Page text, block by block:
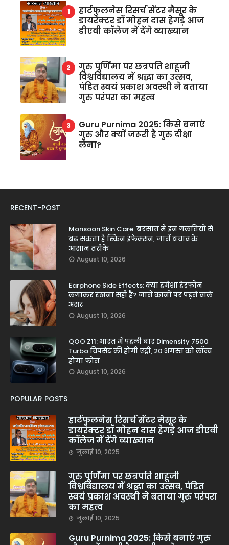
हार्टफुलनेस रिसर्च सेंटर मैसूर के
डायरेक्टर डॉ मोहन दास हेगड़े आज
डीएवी कॉलेज में देंगे व्याख्यान
गुरु पूर्णिमा पर छत्रपति शाहूजी
विश्वविद्यालय में श्रद्धा का उत्सव,
पंडित स्वयं प्रकाश अवस्थी ने बताया
गुरु परंपरा का महत्व
Guru Purnima 2025: किसे बनाएं
गुरु और क्यों जरूरी है गुरु दीक्षा
लेना?
RECENT-POST
Monsoon Skin Care: बरसात में इन गलतियों से
बढ़ सकता है स्किन इंफेक्शन, जानें बचाव के
आसान तरीके
August 10, 2026
Earphone Side Effects: क्या हमेशा हेडफोन
लगाकर रखना सही है? जानें कानों पर पड़ने वाले
असर
August 10, 2026
QOO Z11: भारत में पहली बार Dimensity 7500
Turbo चिपसेट की होगी एंट्री, 20 अगस्त को लॉन्च
होगा फोन
August 10, 2026
POPULAR POSTS
हार्टफुलनेस रिसर्च सेंटर मैसूर के
डायरेक्टर डॉ मोहन दास हेगड़े आज डीएवी
कॉलेज में देंगे व्याख्यान
जुलाई 10, 2025
गुरु पूर्णिमा पर छत्रपति शाहूजी
विश्वविद्यालय में श्रद्धा का उत्सव, पंडित
स्वयं प्रकाश अवस्थी ने बताया गुरु परंपरा
का महत्व
जुलाई 10, 2025
Guru Purnima 2025: किसे बनाएं गुरु